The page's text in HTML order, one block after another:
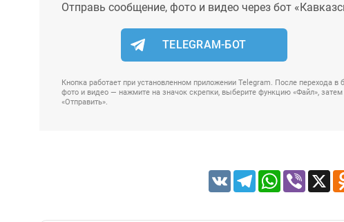
Отправь сообщение, фото и видео через бот
TELEGRAM-БОТ
Кнопка работает при установленном приложении Telegram. После перехода
фото и видео — нажмите на значок скрепки, выберите функцию «Файл»,
«Отправить».
VK TelegramWhatsApp
Viber X